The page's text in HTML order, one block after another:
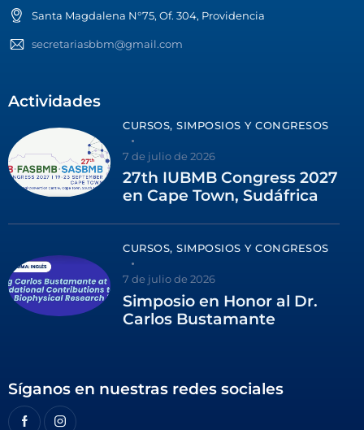
Santa Magdalena N°75, Of. 304, Providencia
secretariasbbm@gmail.com
Actividades
CURSOS, SIMPOSIOS Y CONGRESOS
7 de julio de 2026
27th IUBMB Congress 2027
en Cape Town, Sudáfrica
CURSOS, SIMPOSIOS Y CONGRESOS
7 de julio de 2026
Simposio en Honor al Dr.
Carlos Bustamante
Síganos en nuestras redes sociales